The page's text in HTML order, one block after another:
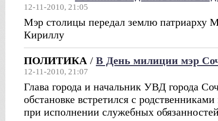
12-11-2010, 21:05
Мэр столицы передал землю патриарху
Кириллу
ПОЛИТИКА / В День милиции мэр
12-11-2010, 21:07
Глава города и начальник УВД города
обстановке встретился с
при исполнении служебных